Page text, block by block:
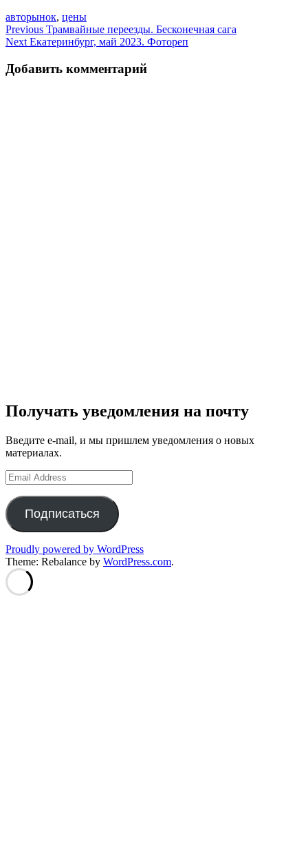
авторынок, цены
Навигация
по
записям
Previous Трамвайные переезды. Бесконечная сага
Next Екатеринбург, май 2023. Фотореп
Добавить комментарий
Получать уведомления на почту
Введите e-mail, и мы пришлем уведомления о новых
материалах.
Email
Address
Подписаться
Proudly powered by WordPress
Theme: Rebalance by WordPress.com.